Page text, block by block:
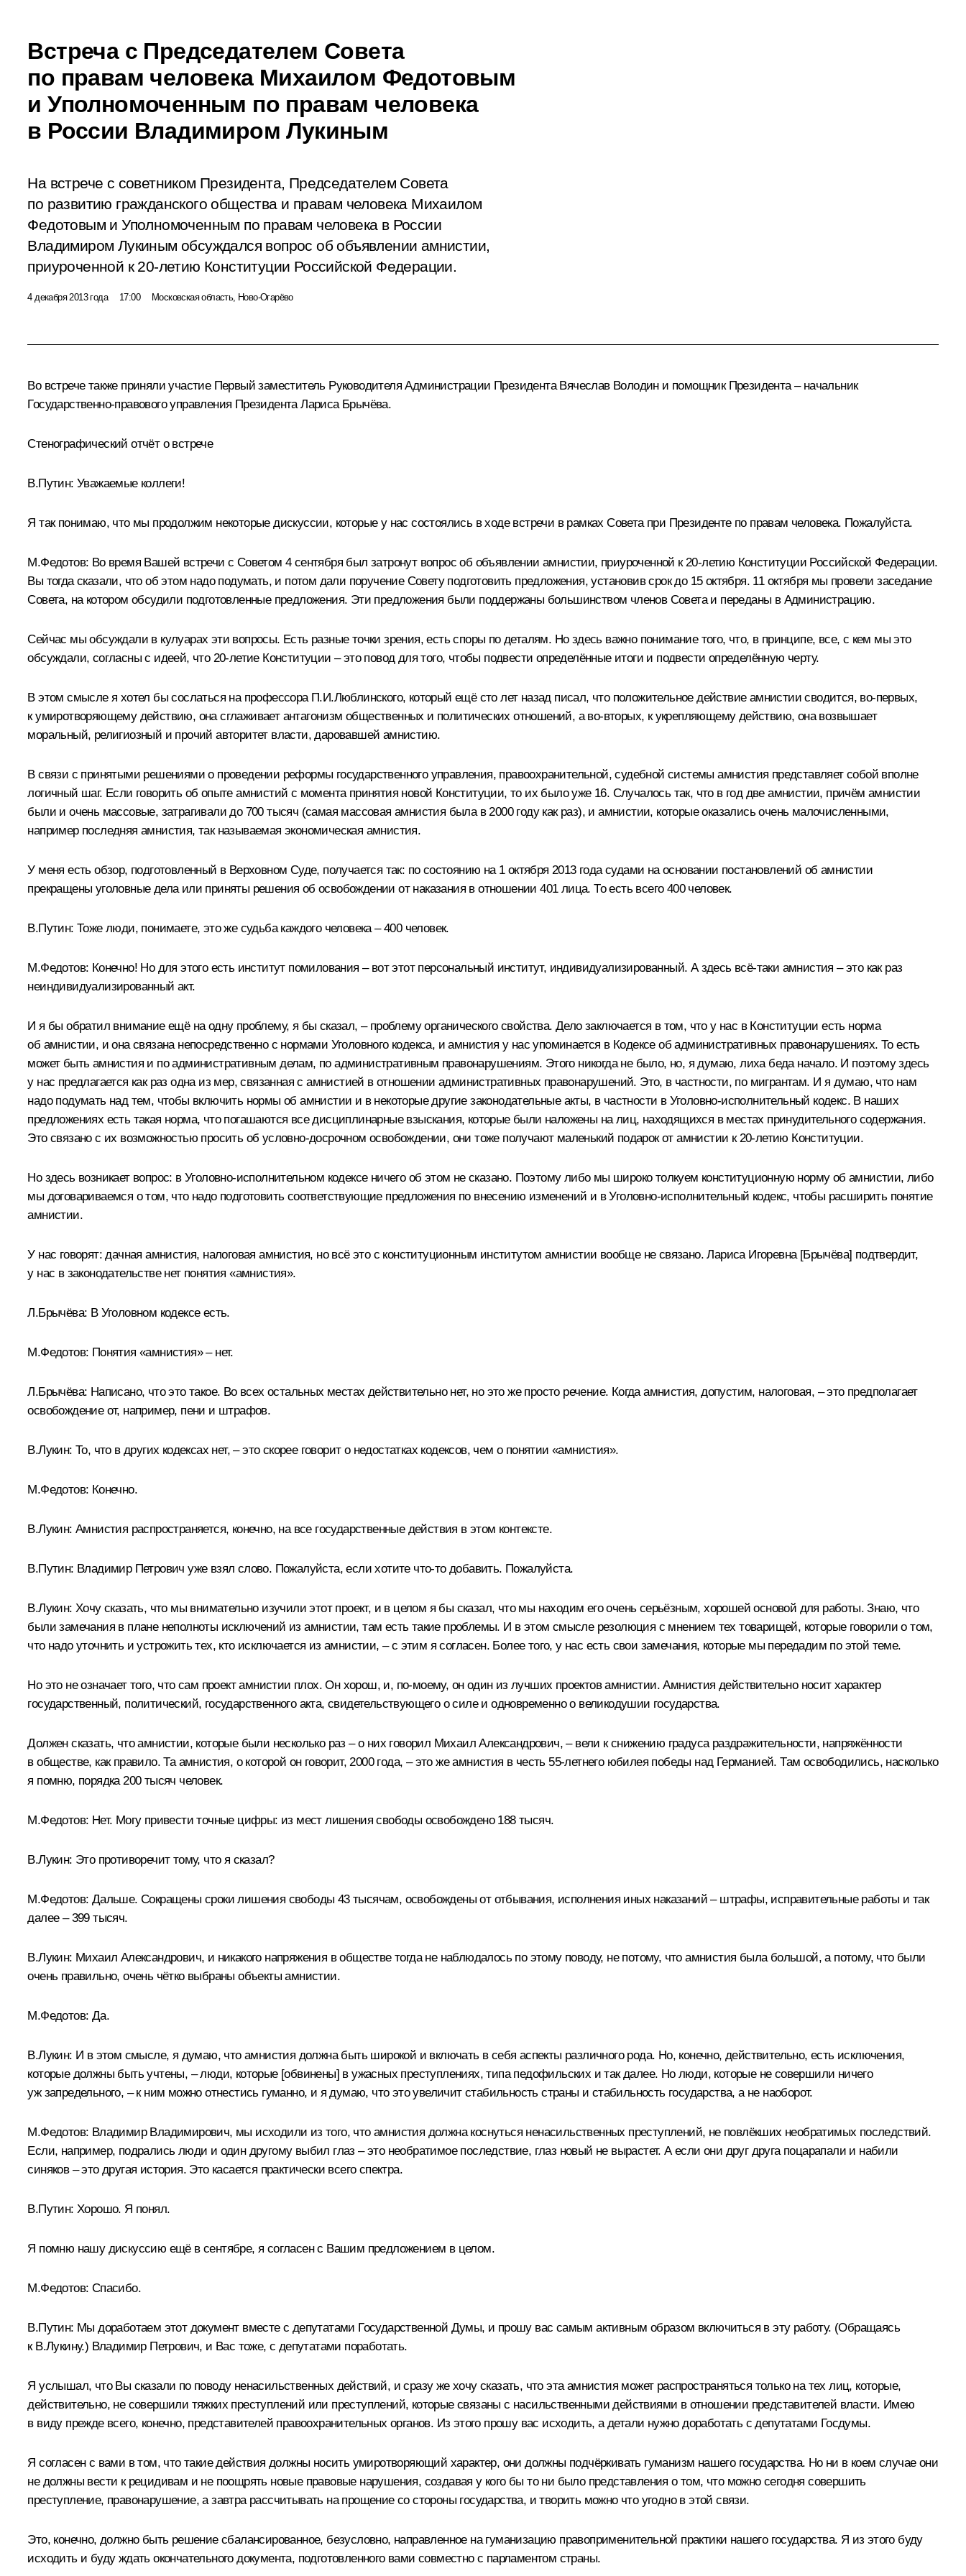
Встреча с Председателем Совета
по правам человека Михаилом Федотовым
и Уполномоченным по правам человека
в России Владимиром Лукиным
На встрече с советником Президента, Председателем Совета
по развитию гражданского общества и правам человека Михаилом
Федотовым и Уполномоченным по правам человека в России
Владимиром Лукиным обсуждался вопрос об объявлении амнистии,
приуроченной к 20-летию Конституции Российской Федерации.
4 декабря 2013 года 17:00 Московская область, Ново-Огарёво
Во встрече также приняли участие Первый заместитель Руководителя Администрации Президента Вячеслав Володини помощник Президента – начальник
Государственно-правового управления ПрезидентаЛариса Брычёва.
Стенографический отчёт о встрече
В.Путин: Уважаемые коллеги!
Я так понимаю, что мы продолжим некоторые дискуссии, которые у нас состоялись в ходе встречи в рамках Совета при Президенте по правам человека. Пожалуйста.
М.Федотов: Во время Вашей встречи с Советом 4 сентября был затронут вопрос об объявлении амнистии, приуроченной к 20-летию Конституции Российской Федерации.
Вы тогда сказали, что об этом надо подумать, и потом дали поручение Совету подготовить предложения, установив срок до 15 октября. 11 октября мы провели заседание
Совета, на котором обсудили подготовленные предложения. Эти предложения были поддержаны большинством членов Совета и переданы в Администрацию.
Сейчас мы обсуждали в кулуарах эти вопросы. Есть разные точки зрения, есть споры по деталям. Но здесь важно понимание того, что, в принципе, все, с кем мы это
обсуждали, согласны с идеей, что 20-летие Конституции – это повод для того, чтобы подвести определённые итоги и подвести определённую черту.
В этом смысле я хотел бы сослаться на профессора П.И.Люблинского, который ещё сто лет назад писал, что положительное действие амнистии сводится, во‑первых,
к умиротворяющему действию, она сглаживает антагонизм общественных и политических отношений, а во‑вторых, к укрепляющему действию, она возвышает
моральный, религиозный и прочий авторитет власти, даровавшей амнистию.
В связи с принятыми решениями о проведении реформы государственного управления, правоохранительной, судебной системы амнистия представляет собой вполне
логичный шаг. Если говорить об опыте амнистий с момента принятия новой Конституции, то их было уже 16. Случалось так, что в год две амнистии, причём амнистии
были и очень массовые, затрагивали до 700 тысяч (самая массовая амнистия была в 2000 году как раз), и амнистии, которые оказались очень малочисленными,
например последняя амнистия, так называемая экономическая амнистия.
У меня есть обзор, подготовленный в Верховном Суде, получается так: по состоянию на 1 октября 2013 года судами на основании постановлений об амнистии
прекращены уголовные дела или приняты решения об освобождении от наказания в отношении 401 лица. То есть всего 400 человек.
В.Путин: Тоже люди, понимаете, это же судьба каждого человека – 400 человек.
М.Федотов: Конечно! Но для этого есть институт помилования – вот этот персональный институт, индивидуализированный. А здесь всё‑таки амнистия – это как раз
неиндивидуализированный акт.
И я бы обратил внимание ещё на одну проблему, я бы сказал, – проблему органического свойства. Дело заключается в том, что у нас в Конституции есть норма
об амнистии, и она связана непосредственно с нормами Уголовного кодекса, и амнистия у нас упоминается в Кодексе об административных правонарушениях. То есть
может быть амнистия и по административным делам, по административным правонарушениям. Этого никогда не было, но, я думаю, лиха беда начало. И поэтому здесь
у нас предлагается как раз одна из мер, связанная с амнистией в отношении административных правонарушений. Это, в частности, по мигрантам. И я думаю, что нам
надо подумать над тем, чтобы включить нормы об амнистии и в некоторые другие законодательные акты, в частности в Уголовно-исполнительный кодекс. В наших
предложениях есть такая норма, что погашаются все дисциплинарные взыскания, которые были наложены на лиц, находящихся в местах принудительного содержания.
Это связано с их возможностью просить об условно-досрочном освобождении, они тоже получают маленький подарок от амнистии к 20-летию Конституции.
Но здесь возникает вопрос: в Уголовно-исполнительном кодексе ничего об этом не сказано. Поэтому либо мы широко толкуем конституционную норму об амнистии, либо
мы договариваемся о том, что надо подготовить соответствующие предложения по внесению изменений и в Уголовно-исполнительный кодекс, чтобы расширить понятие
амнистии.
У нас говорят: дачная амнистия, налоговая амнистия, но всё это с конституционным институтом амнистии вообще не связано. Лариса Игоревна [Брычёва] подтвердит,
у нас в законодательстве нет понятия «амнистия».
Л.Брычёва: В Уголовном кодексе есть.
М.Федотов: Понятия «амнистия» – нет.
Л.Брычёва: Написано, что это такое. Во всех остальных местах действительно нет, но это же просто речение. Когда амнистия, допустим, налоговая, – это предполагает
освобождение от, например, пени и штрафов.
В.Лукин: То, что в других кодексах нет, – это скорее говорит о недостатках кодексов, чем о понятии «амнистия».
М.Федотов: Конечно.
В.Лукин: Амнистия распространяется, конечно, на все государственные действия в этом контексте.
В.Путин: Владимир Петрович уже взял слово. Пожалуйста, если хотите что‑то добавить. Пожалуйста.
В.Лукин: Хочу сказать, что мы внимательно изучили этот проект, и в целом я бы сказал, что мы находим его очень серьёзным, хорошей основой для работы. Знаю, что
были замечания в плане неполноты исключений из амнистии, там есть такие проблемы. И в этом смысле резолюция с мнением тех товарищей, которые говорили о том,
что надо уточнить и устрожить тех, кто исключается из амнистии, – с этим я согласен. Более того, у нас есть свои замечания, которые мы передадим по этой теме.
Но это не означает того, что сам проект амнистии плох. Он хорош, и, по‑моему, он один из лучших проектов амнистии. Амнистия действительно носит характер
государственный, политический, государственного акта, свидетельствующего о силе и одновременно о великодушии государства.
Должен сказать, что амнистии, которые были несколько раз – о них говорил Михаил Александрович, – вели к снижению градуса раздражительности, напряжённости
в обществе, как правило. Та амнистия, о которой он говорит, 2000 года, – это же амнистия в честь 55-летнего юбилея победы над Германией. Там освободились, насколько
я помню, порядка 200 тысяч человек.
М.Федотов: Нет. Могу привести точные цифры: из мест лишения свободы освобождено 188 тысяч.
В.Лукин: Это противоречит тому, что я сказал?
М.Федотов: Дальше. Сокращены сроки лишения свободы 43 тысячам, освобождены от отбывания, исполнения иных наказаний – штрафы, исправительные работы и так
далее – 399 тысяч.
В.Лукин: Михаил Александрович, и никакого напряжения в обществе тогда не наблюдалось по этому поводу, не потому, что амнистия была большой, а потому, что были
очень правильно, очень чётко выбраны объекты амнистии.
М.Федотов: Да.
В.Лукин: И в этом смысле, я думаю, что амнистия должна быть широкой и включать в себя аспекты различного рода. Но, конечно, действительно, есть исключения,
которые должны быть учтены, – люди, которые [обвинены] в ужасных преступлениях, типа педофильских и так далее. Но люди, которые не совершили ничего
уж запредельного, – к ним можно отнестись гуманно, и я думаю, что это увеличит стабильность страны и стабильность государства, а не наоборот.
М.Федотов: Владимир Владимирович, мы исходили из того, что амнистия должна коснуться ненасильственных преступлений, не повлёкших необратимых последствий.
Если, например, подрались люди и один другому выбил глаз – это необратимое последствие, глаз новый не вырастет. А если они друг друга поцарапали и набили
синяков – это другая история. Это касается практически всего спектра.
В.Путин: Хорошо. Я понял.
Я помню нашу дискуссию ещё в сентябре, я согласен с Вашим предложением в целом.
М.Федотов: Спасибо.
В.Путин: Мы доработаем этот документ вместе с депутатами Государственной Думы, и прошу вас самым активным образом включиться в эту работу. (Обращаясь
к В.Лукину.) Владимир Петрович, и Вас тоже, с депутатами поработать.
Я услышал, что Вы сказали по поводу ненасильственных действий, и сразу же хочу сказать, что эта амнистия может распространяться только на тех лиц, которые,
действительно, не совершили тяжких преступлений или преступлений, которые связаны с насильственными действиями в отношении представителей власти. Имею
в виду прежде всего, конечно, представителей правоохранительных органов. Из этого прошу вас исходить, а детали нужно доработать с депутатами Госдумы.
Я согласен с вами в том, что такие действия должны носить умиротворяющий характер, они должны подчёркивать гуманизм нашего государства. Но ни в коем случае они
не должны вести к рецидивам и не поощрять новые правовые нарушения, создавая у кого бы то ни было представления о том, что можно сегодня совершить
преступление, правонарушение, а завтра рассчитывать на прощение со стороны государства, и творить можно что угодно в этой связи.
Это, конечно, должно быть решение сбалансированное, безусловно, направленное на гуманизацию правоприменительной практики нашего государства. Я из этого буду
исходить и буду ждать окончательного документа, подготовленного вами совместно с парламентом страны.